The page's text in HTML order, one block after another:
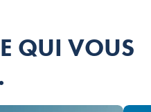
QUI VOUS